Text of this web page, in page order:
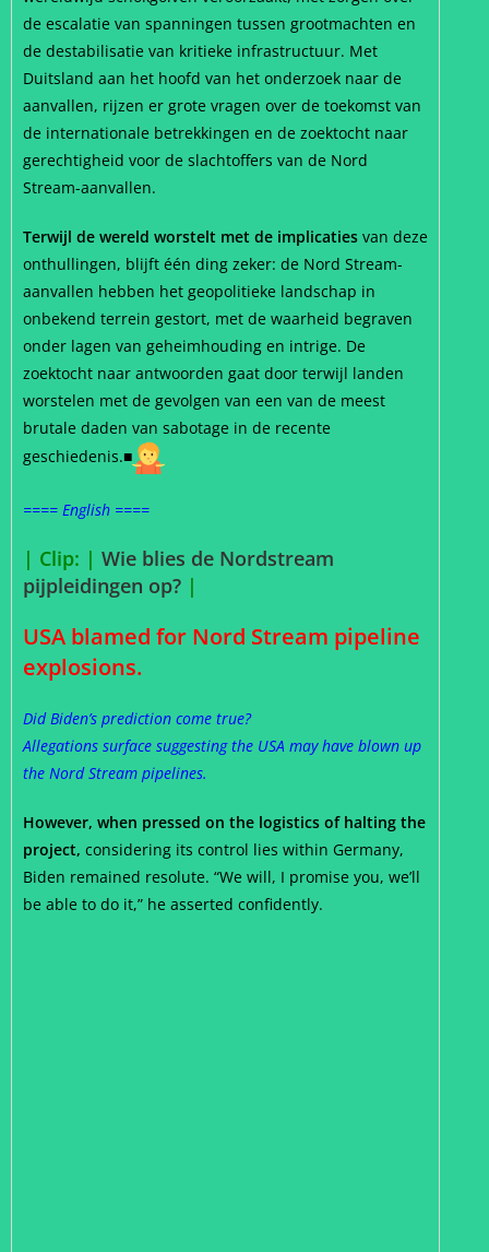
de escalatie van spanningen tussen grootmachten en
de destabilisatie van kritieke infrastructuur. Met
Duitsland aan het hoofd van het onderzoek naar de
aanvallen, rijzen er grote vragen over de toekomst van
de internationale betrekkingen en de zoektocht naar
gerechtigheid voor de slachtoffers van de Nord
Stream-aanvallen.
Terwijl de wereld worstelt met de implicaties van deze
onthullingen, blijft één ding zeker: de Nord Stream-
aanvallen hebben het geopolitieke landschap in
onbekend terrein gestort, met de waarheid begraven
onder lagen van geheimhouding en intrige. De
zoektocht naar antwoorden gaat door terwijl landen
worstelen met de gevolgen van een van de meest
brutale daden van sabotage in de recente
geschiedenis.■
==== English ====
| Clip: | Wie blies de Nordstream
pijpleidingen op? |
USA blamed for Nord Stream pipeline
explosions.
Did Biden’s prediction come true?
Allegations surface suggesting the USA may have blown up
the Nord Stream pipelines.
However, when pressed on the logistics of halting the
project, considering its control lies within Germany,
Biden remained resolute. “We will, I promise you, we’ll
be able to do it,” he asserted confidently.